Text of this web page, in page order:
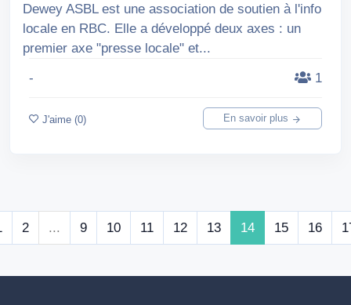
Dewey ASBL est une association de soutien à l'info
locale en RBC. Elle a développé deux axes : un
premier axe "presse locale" et...
-
1
J'aime (0) En savoir plus
2 ... 9 10 11 12 13 14 15 16